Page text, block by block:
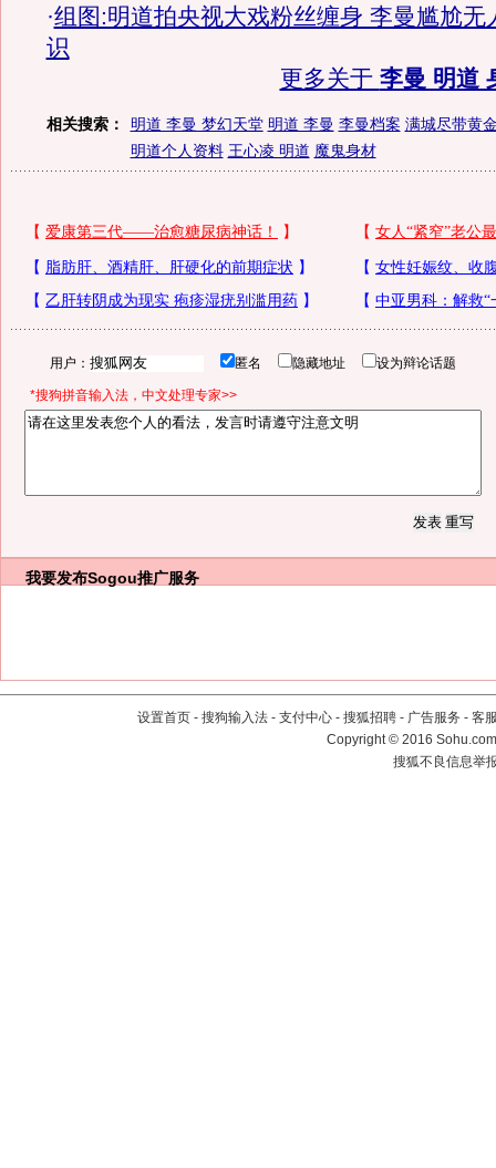
·组图:明道拍央视大戏粉丝缠身 李曼尴尬无
识
更多关于 李曼 明道
相关搜索： 明道 李曼 梦幻天堂 明道 李曼 李曼档案 满城尽带黄
明道个人资料 王心凌 明道 魔鬼身材
用户： 匿名 隐藏地址 设为辩论话题
*搜狗拼音输入法，中文处理专家>>
我要发布Sogou推广服务
设置首页 - 搜狗输入法 - 支付中心 - 搜狐招聘 - 广告服务 - 客
Copyright©2016
搜狐不良信息举